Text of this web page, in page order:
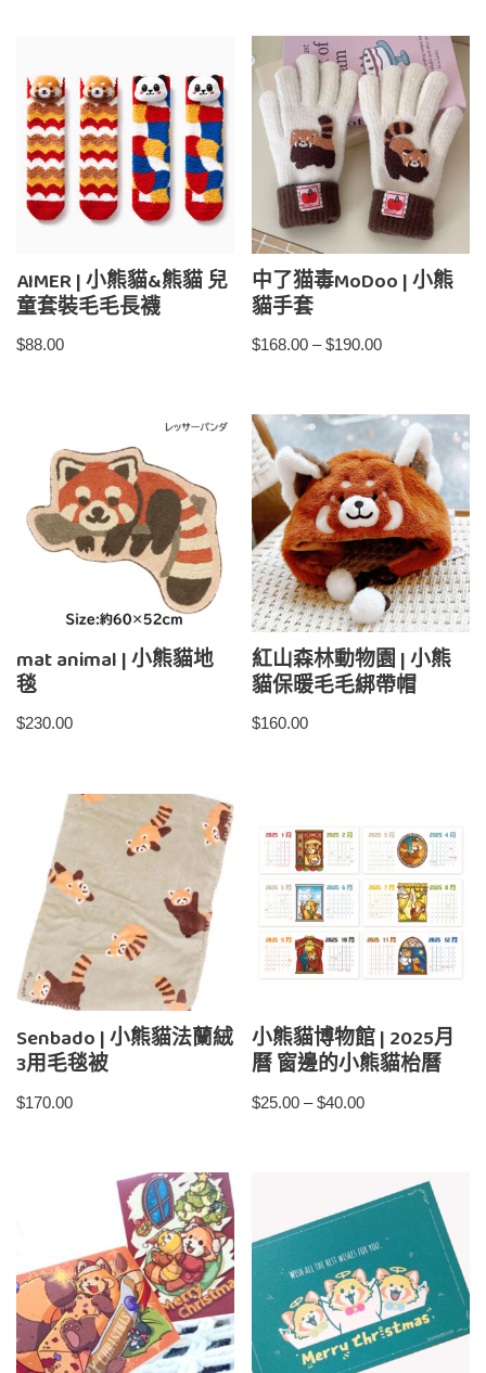
AIMER | 小熊貓&熊貓 兒
童套裝毛毛長襪
$88.00
中了猫毒MoDoo | 小熊
貓手套
$168.00 – $190.00
mat animal | 小熊貓地
毯
$230.00
紅山森林動物園 | 小熊
貓保暖毛毛綁帶帽
$160.00
Senbado | 小熊貓法蘭絨
3用毛毯被
$170.00
小熊貓博物館 | 2025月
曆 窗邊的小熊貓枱曆
$25.00 – $40.00